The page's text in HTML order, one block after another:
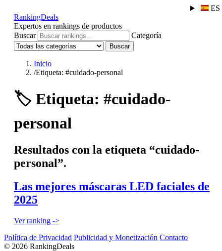
ES
RankingDeals
Expertos en rankings de productos
Buscar
Categoría
Buscar
Inicio
/Etiqueta: #cuidado-personal
🏷️ Etiqueta: #cuidado-
personal
Resultados con la etiqueta “cuidado-
personal”.
Las mejores máscaras LED faciales de
2025
Ver ranking ->
Política de Privacidad Publicidad y Monetización Contacto
© 2026 RankingDeals